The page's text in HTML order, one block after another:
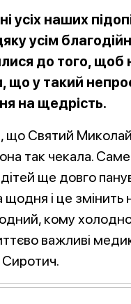
усіх наших
усім
до того, щоб
що у такий
на щедрість.
що Святий Миколай
так чекала.
ще довго
і це змінить
кому
важливі
Сиротич.